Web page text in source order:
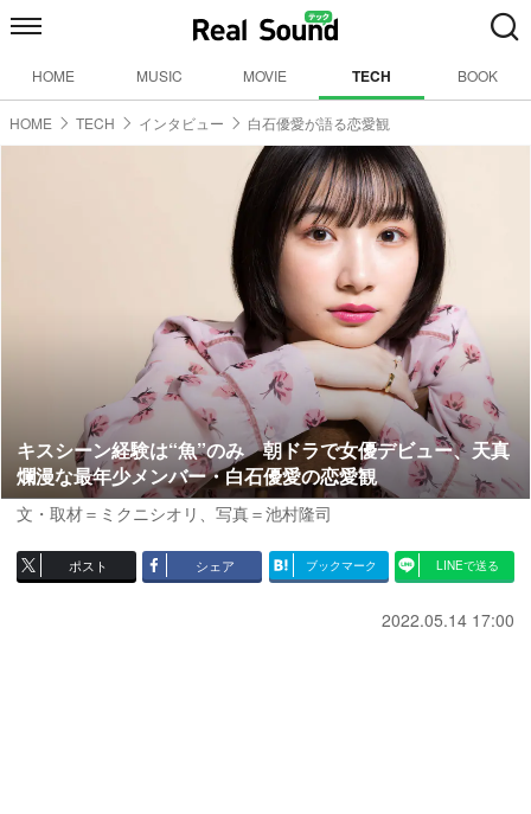
HOME MUSIC MOVIE TECH BOOK
HOME TECH インタビュー 白石優愛が語る恋愛観
キスシーン経験は“魚”のみ 朝ドラで女優デビュー、天真
爛漫な最年少メンバー・白石優愛の恋愛観
文・取材＝ミクニシオリ 、 写真＝池村隆司
ポスト シェア ブックマーク LINEで送る
2022.05.14 17:00